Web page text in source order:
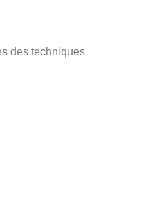
des techniques